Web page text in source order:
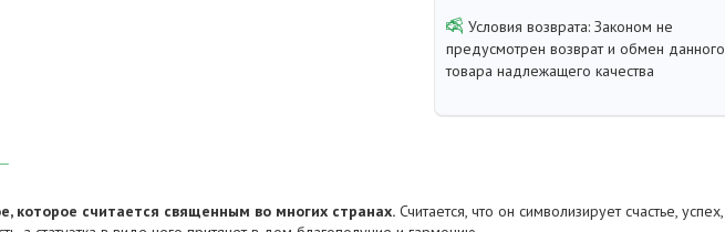
Законом не
предусмотрен возврат и обмен данного
товара надлежащего качества
которое считается священным во многих странах. Считается, что он символизирует счастье, успех,